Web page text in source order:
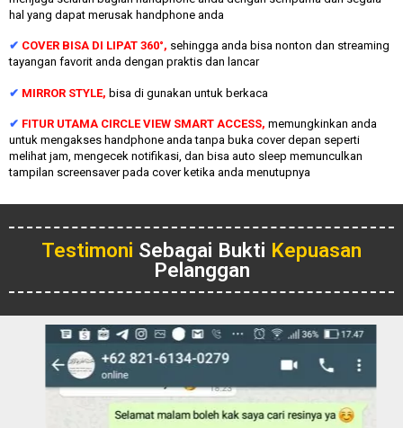
hal yang dapat merusak handphone anda
✔ COVER BISA DI LIPAT 360°, sehingga anda bisa nonton dan streaming
tayangan favorit anda dengan praktis dan lancar
✔ MIRROR STYLE, bisa di gunakan untuk berkaca
✔ FITUR UTAMA CIRCLE VIEW SMART ACCESS, memungkinkan anda
untuk mengakses handphone anda tanpa buka cover depan seperti
melihat jam, mengecek notifikasi, dan bisa auto sleep memunculkan
tampilan screensaver pada cover ketika anda menutupnya
Testimoni Sebagai Bukti Kepuasan
Pelanggan